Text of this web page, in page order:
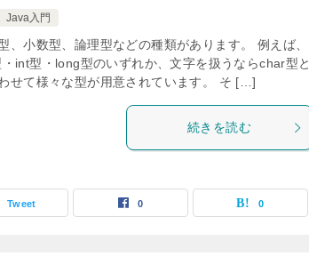
Java入門
、小数型、論理型などの種類があります。 例えば、
int型・long型のいずれか、文字を扱うならchar型と
せて様々な型が用意されています。 そ […]
続きを読む
Tweet 0 0